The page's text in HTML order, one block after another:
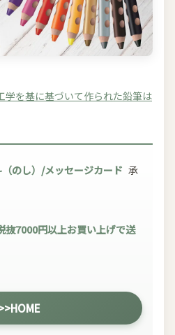
を基に基づいて作られた鉛筆は
のし）/メッセージカード 承
7000円以上お買い上げで送